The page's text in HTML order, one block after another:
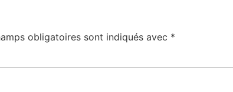
obligatoires sont indiqués avec *